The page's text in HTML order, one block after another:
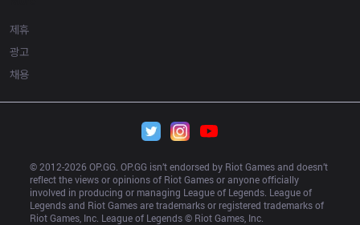
제휴
광고
채용
© 2012-2026 OP.GG. OP.GG isn’t endorsed by Riot Games and doesn’t
reflect the views or opinions of Riot Games or anyone officially
involved in producing or managing League of Legends. League of
Legends and Riot Games are trademarks or registered trademarks of
Riot Games, Inc. League of Legends © Riot Games, Inc.